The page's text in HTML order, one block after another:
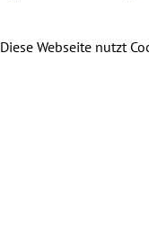
Diese Webseite nutzt